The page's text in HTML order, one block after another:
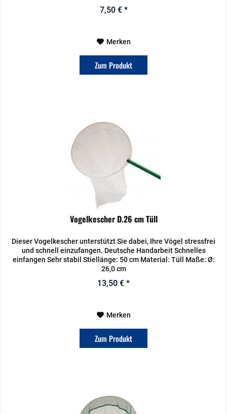
7,50 € *
Merken
Zum Produkt
Vogelkescher D.26 cm Tüll
Dieser Vogelkescher unterstützt Sie dabei, Ihre Vögel stressfrei
und schnell einzufangen. Deutsche Handarbeit Schnelles
einfangen Sehr stabil Stiellänge: 50 cm Material: Tüll Maße: Ø:
26,0 cm
13,50 € *
Merken
Zum Produkt